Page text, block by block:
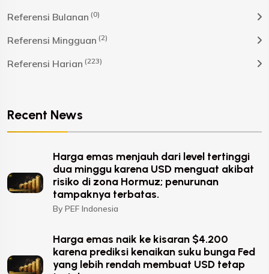
Referensi Bulanan (0)
Referensi Mingguan (2)
Referensi Harian (223)
Recent News
Harga emas menjauh dari level tertinggi
dua minggu karena USD menguat akibat
risiko di zona Hormuz; penurunan
tampaknya terbatas.
By PEF Indonesia
Harga emas naik ke kisaran $4.200
karena prediksi kenaikan suku bunga Fed
yang lebih rendah membuat USD tetap